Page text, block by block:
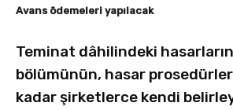
Avans ödemeleri yapılacak
Teminat dâhilindeki
bölümünün, hasar
kadar şirketlerce kendi